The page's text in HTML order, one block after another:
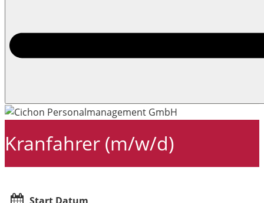
Kranfahrer (m/w/d)